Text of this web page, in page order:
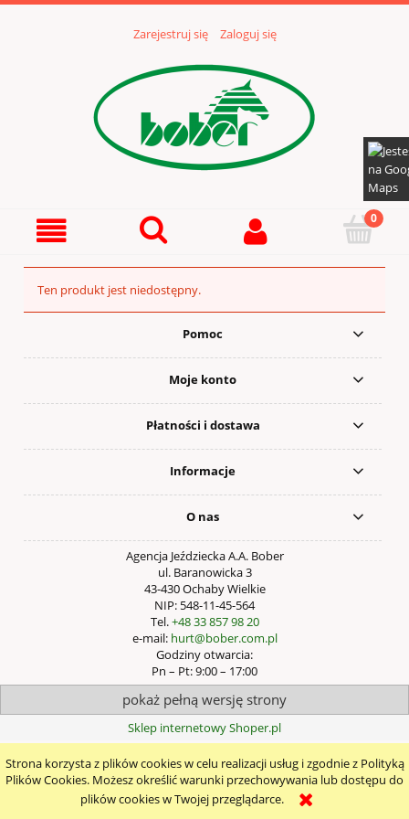
Strona korzysta z plików cookies w celu realizacji usług i zgodnie z Polityką
Plików Cookies. Możesz określić warunki przechowywania lub dostępu do
plików cookies w Twojej przeglądarce.
Zarejestruj się Zaloguj się
Ten produkt jest niedostępny.
Pomoc
Moje konto
Płatności i dostawa
Informacje
O nas
Agencja Jeździecka A.A. Bober
ul. Baranowicka 3
43-430 Ochaby Wielkie
NIP: 548-11-45-564
Tel.+48 33 857 98 20
e-mail: hurt@bober.com.pl
Godziny otwarcia:
Pn – Pt: 9:00 – 17:00
pokaż pełną wersję strony
Sklep internetowy Shoper.pl